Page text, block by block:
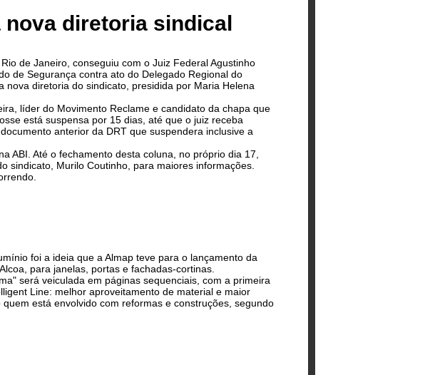
nova diretoria sindical
de Janeiro, conseguiu com o Juiz Federal Agustinho
de Segurança contra ato do Delegado Regional do
diretoria do sindicato, presidida por Maria Helena
líder do Movimento Reclame e candidato da chapa que
está suspensa por 15 dias, até que o juiz receba
anterior da DRT que suspendera inclusive a
ABI. Até o fechamento desta coluna, no próprio dia 17,
sindicato, Murilo Coutinho, para maiores informações.
foi a ideia que a Almap teve para o lançamento da
para janelas, portas e fachadas-cortinas.
será veiculada em páginas sequenciais, com a primeira
Line: melhor aproveitamento de material e maior
está envolvido com reformas e construções, segundo